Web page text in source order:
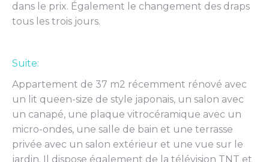
dans le prix. Également le changement des draps
tous les trois jours.
Suite:
Appartement de 37 m2 récemment rénové avec
un lit queen-size de style japonais, un salon avec
un canapé, une plaque vitrocéramique avec un
micro-ondes, une salle de bain et une terrasse
privée avec un salon extérieur et une vue sur le
jardin. Il dispose également de la télévision TNT et